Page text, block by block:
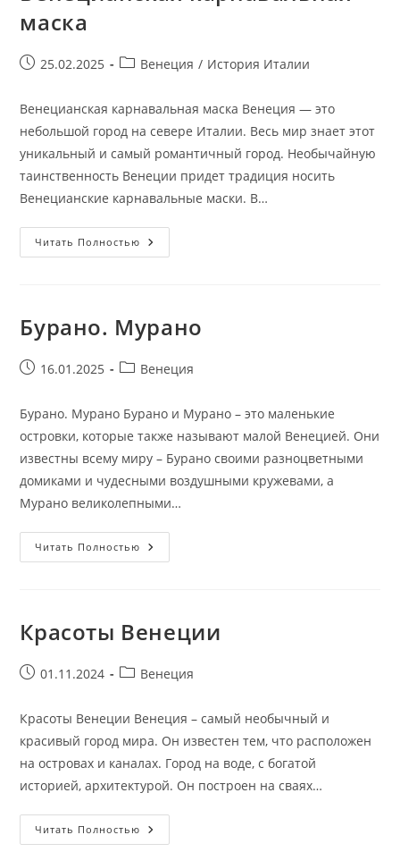
маска
Запись25.02.2025
Рубрика
Венеция / История Италии
Венецианская карнавальная маска Венеция — это
небольшой город на севере Италии. Весь мир знает этот
уникальный и самый романтичный город. Необычайную
таинственность Венеции придет традиция носить
Венецианские карнавальные маски. В…
Читать Полностью Венецианская
Карнавальная
Бурано. Мурано
Запись16.01.2025
Рубрика
Венеция
Бурано. Мурано Бурано и Мурано – это маленькие
островки, которые также называют малой Венецией. Они
известны всему миру – Бурано своими разноцветными
домиками и чудесными воздушными кружевами, а
Мурано великолепными…
Читать Полностью Бурано.
Мурано
Красоты Венеции
Запись01.11.2024
Рубрика
Венеция
Красоты Венеции Венеция – самый необычный и
красивый город мира. Он известен тем, что расположен
на островах и каналах. Город на воде, с богатой
историей, архитектурой. Он построен на сваях…
Читать Полностью Красоты
Венеции